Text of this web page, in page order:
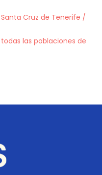
Cruz de Tenerife /
las poblaciones de